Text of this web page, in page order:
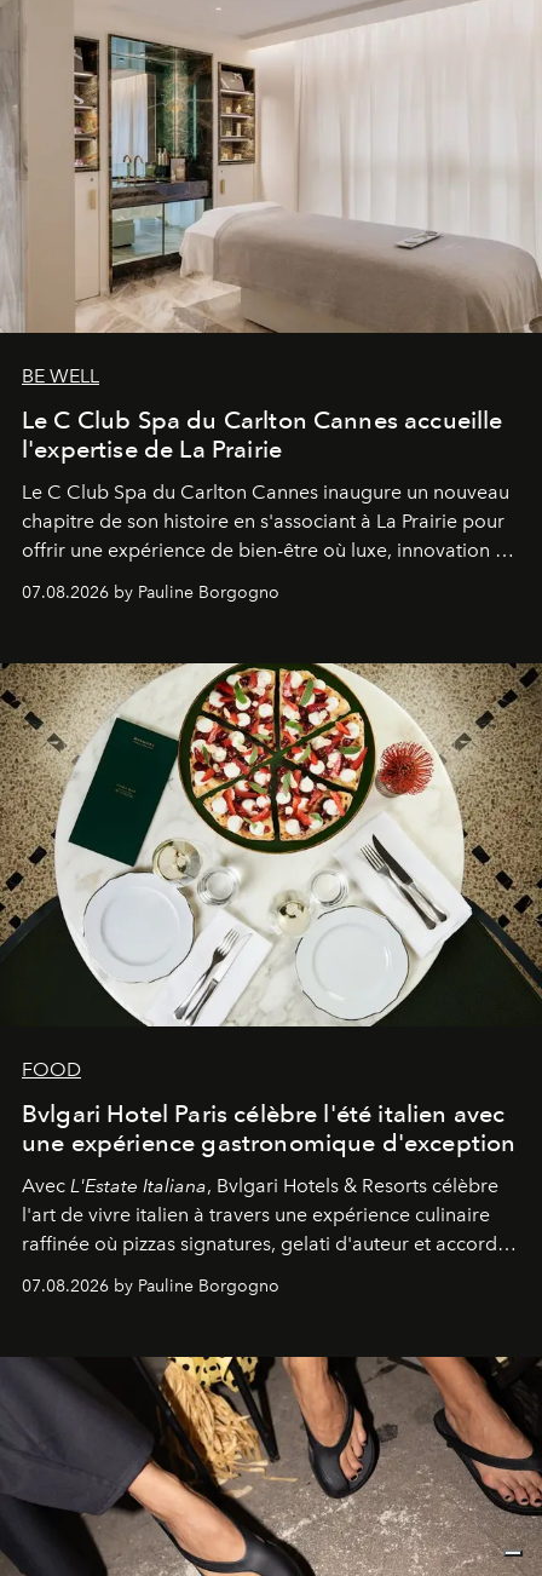
BE WELL
Le C Club Spa du Carlton Cannes accueille
l'expertise de La Prairie
Le C Club Spa du Carlton Cannes inaugure un nouveau
chapitre de son histoire en s'associant à La Prairie pour
offrir une expérience de bien-être où luxe, innovation et
expertise se rencontrent.
07.08.2026 by Pauline Borgogno
FOOD
Bvlgari Hotel Paris célèbre l'été italien avec
une expérience gastronomique d'exception
Avec L'Estate Italiana, Bvlgari Hotels & Resorts célèbre
l'art de vivre italien à travers une expérience culinaire
raffinée où pizzas signatures, gelati d'auteur et accords
d'exception composent un véritable voyage sensoriel.
07.08.2026 by Pauline Borgogno